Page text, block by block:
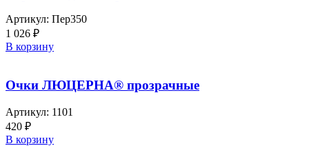
Артикул: Пер350
1 026 ₽
В корзину
Очки ЛЮЦЕРНА® прозрачные
Артикул: 1101
420 ₽
В корзину